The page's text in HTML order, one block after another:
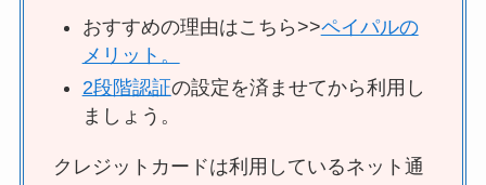
おすすめの理由はこちら>>ペイパルの
メリット。
2段階認証の設定を済ませてから利用し
ましょう。
クレジットカードは利用しているネット通